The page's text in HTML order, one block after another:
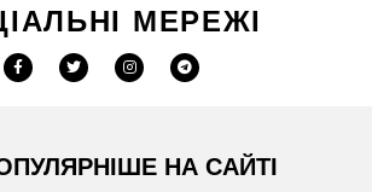
МЕРЕЖІ
НА САЙТІ